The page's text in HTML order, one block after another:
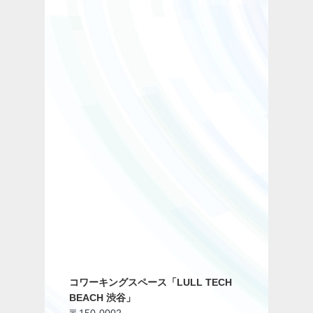
コワーキングスペース「LULL TECH
BEACH 渋谷」